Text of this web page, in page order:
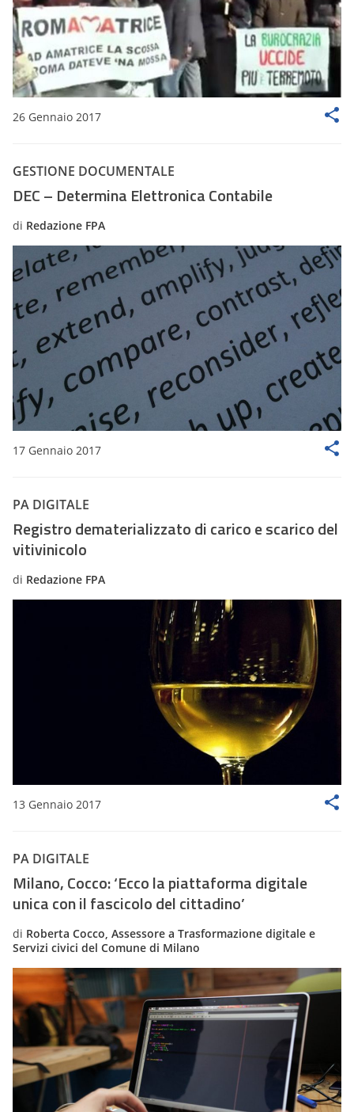
26 Gennaio 2017
GESTIONE DOCUMENTALE
DEC – Determina Elettronica Contabile
di Redazione FPA
17 Gennaio 2017
PA DIGITALE
Registro dematerializzato di carico e scarico del
vitivinicolo
di Redazione FPA
13 Gennaio 2017
PA DIGITALE
Milano, Cocco: ‘Ecco la piattaforma digitale
unica con il fascicolo del cittadino’
di Roberta Cocco, Assessore a Trasformazione digitale e
Servizi civici del Comune di Milano